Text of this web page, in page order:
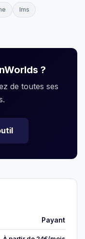
lms
?
de toutes ses
Payant